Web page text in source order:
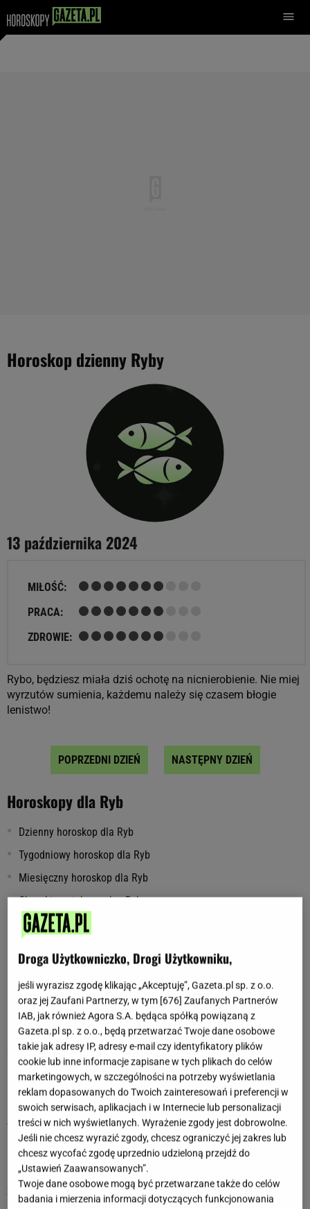
Horoskop dzienny Ryby
13 października 2024
MIŁOŚĆ:
PRACA:
ZDROWIE:
Rybo, będziesz miała dziś ochotę na nicnierobienie. Nie miej
wyrzutów sumienia, każdemu należy się czasem błogie
lenistwo!
POPRZEDNI DZIEŃ NASTĘPNY DZIEŃ
Horoskopy dla Ryb
Dzienny horoskop dla Ryb
Tygodniowy horoskop dla Ryb
Miesięczny horoskop dla Ryb
Charakterystyka znaku: Ryby
Horoskopy z ostatnich dni dla Ryb
12 października 2024
Rybo, dowiesz się dzisiaj czegoś, co wprawi Cię w
przygnębienie. Pamiętaj, że nie da się wszystkiego
przewidzieć i kontrolować, czasami trzeba pogodzić się z
losem. Zadbaj dziś o odpoczynek, długi spacer ukoi
skołatane nerwy i pozwoli się zrelaksować.
11 października 2024
Rybo, piątek zapowiada się dość przyjemnie. W drugiej
połowie dnia spotkasz się z osobami, na których Ci zależy.
Wspólne rozmowy będą dużą dawką pozytywnej energii.
10 października 2024
Rybo, słowa Koziorożca mogą Cię dziś zdenerwować.
Zamiast się obrażać, porozmawiaj z nim na spokojnie,
Droga Użytkowniczko, Drogi Użytkowniku,
jeśli wyrazisz zgodę klikając „Akceptuję”, Gazeta.pl sp. z o.o.
oraz jej Zaufani Partnerzy, w tym [676] Zaufanych Partnerów
IAB, jak również Agora S.A. będąca spółką powiązaną z
Gazeta.pl sp. z o.o., będą przetwarzać Twoje dane osobowe
takie jak adresy IP, adresy e-mail czy identyfikatory plików
cookie lub inne informacje zapisane w tych plikach do celów
marketingowych, w szczególności na potrzeby wyświetlania
reklam dopasowanych do Twoich zainteresowań i preferencji w
swoich serwisach, aplikacjach i w Internecie lub personalizacji
treści w nich wyświetlanych. Wyrażenie zgody jest dobrowolne.
Jeśli nie chcesz wyrazić zgody, chcesz ograniczyć jej zakres lub
chcesz wycofać zgodę uprzednio udzieloną przejdź do
„Ustawień Zaawansowanych”.
Twoje dane osobowe mogą być przetwarzane także do celów
badania i mierzenia informacji dotyczących funkcjonowania